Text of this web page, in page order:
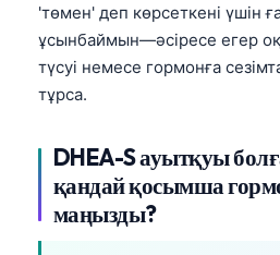
'төмен' деп көрсеткені үшін
ұсынбаймын—әсіресе егер
түсуі немесе гормонға
тұрса.
DHEA-S ауытқуы
қандай қосымша
маңызды?
简体中文
فارسی
हिन्दी